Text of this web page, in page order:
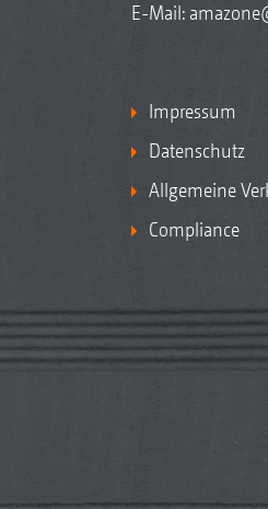
E-Mail:
Impressum
Datenschutz
Allgemeine
Compliance